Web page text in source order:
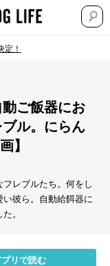
定！
動ご飯器にお
ル。にらん
】
レブルたち。何をし
彼ら。自動給餌器に
。
プリで読む